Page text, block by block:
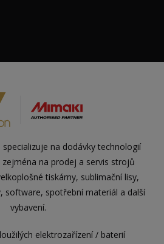
specializuje na dodávky technologií
na prodej a servis strojů
tiskárny, sublimační lisy,
software, spotřební materiál a další
vybavení.
elektrozařízení / baterií